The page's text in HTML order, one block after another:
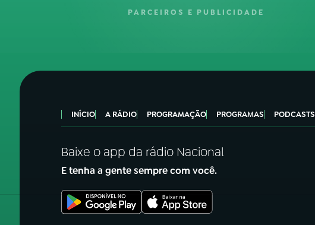
PARCEIROS E PUBLICIDADE
INÍCIO A RÁDIO PROGRAMAÇÃO PROGRAMAS PODCASTS
Baixe o app da rádio Nacional
E tenha a gente sempre com você.